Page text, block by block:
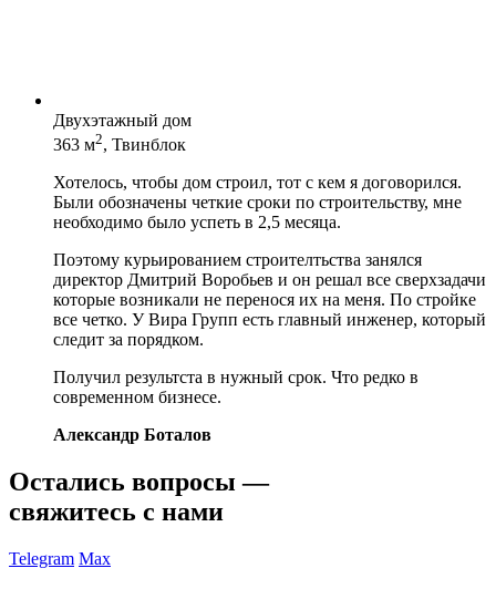
Двухэтажный дом
363 м2, Твинблок
Хотелось, чтобы дом строил, тот с кем я договорился.
Были обозначены четкие сроки по строительству, мне
необходимо было успеть в 2,5 месяца.
Поэтому курьированием строителтьства занялся
директор Дмитрий Воробьев и он решал все сверхзадачи
которые возникали не перенося их на меня. По стройке
все четко. У Вира Групп есть главный инженер, который
следит за порядком.
Получил результста в нужный срок. Что редко в
современном бизнесе.
Александр Боталов
Остались вопросы —
свяжитесь с нами
Telegram Max